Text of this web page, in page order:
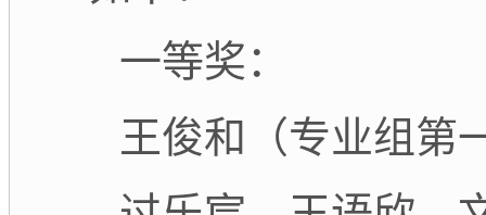
一等奖：
王俊和（专业组第